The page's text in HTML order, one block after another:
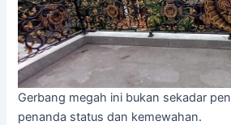
Gerbang megah ini bukan sekadar
penanda status dan kemewahan.